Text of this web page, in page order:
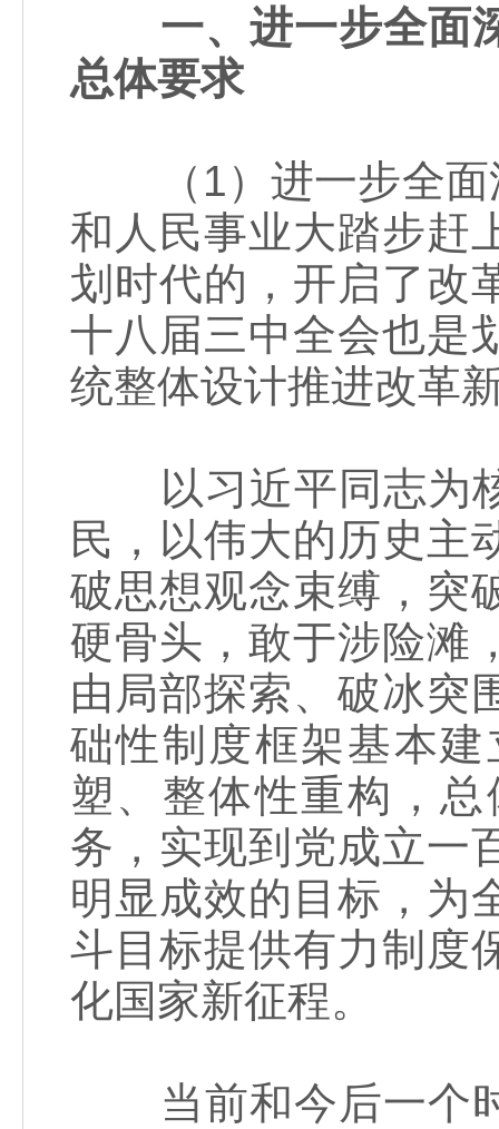
一、进一步全面
总体要求
（1）进一步全面
和人民事业大踏步赶
划时代的，开启了改
十八届三中全会也是
统整体设计推进改革
以习近平同志为核
民，以伟大的历史主
破思想观念束缚，突
硬骨头，敢于涉险滩
由局部探索、破冰突
础性制度框架基本
塑、整体性重构，
务，实现到党成立一
明显成效的目标，为
斗目标提供有力制度
化国家新征程。
当前和今后一个时